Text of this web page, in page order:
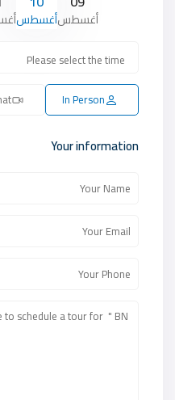
أغسطسأغسطس
In Person
Your information